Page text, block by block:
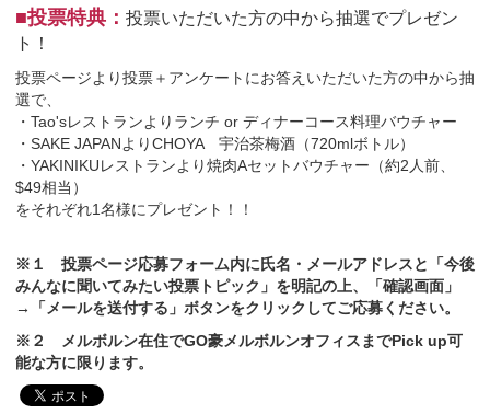
■投票特典： 投票いただいた方の中から抽選でプレゼン
ト！
投票ページより投票＋アンケートにお答えいただいた方の中から抽
選で、
・Tao'sレストランよりランチ or ディナーコース料理バウチャー
・SAKE JAPANよりCHOYA 宇治茶梅酒（720mlボトル）
・YAKINIKUレストランより焼肉Aセットバウチャー（約2人前、
$49相当）
をそれぞれ1名様にプレゼント！！
※１ 投票ページ応募フォーム内に氏名・メールアドレスと「今後
みんなに聞いてみたい投票トピック」を明記の上、「確認画面」
→「メールを送付する」ボタンをクリックしてご応募ください。
※２ メルボルン在住でGO豪メルボルンオフィスまでPick up可
能な方に限ります。